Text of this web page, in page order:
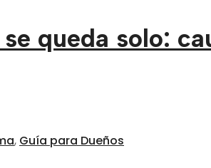
queda solo:
, Guía para Dueños